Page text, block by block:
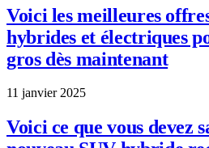
Voici les meilleures
hybrides et électriques
gros dès maintenant
11 janvier 2025
Voici ce que vous devez